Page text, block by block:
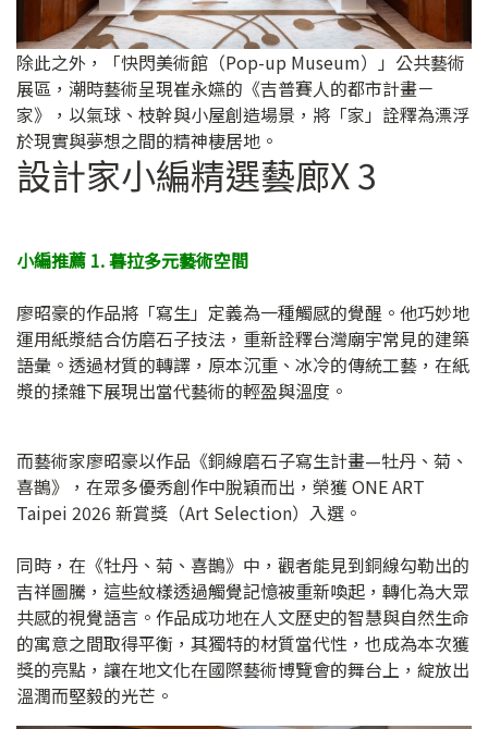
除此之外，「快閃美術館（Pop-up Museum）」公共藝術
展區，潮時藝術呈現崔永嬿的《吉普賽人的都市計畫－
家》，以氣球、枝幹與小屋創造場景，將「家」詮釋為漂浮
於現實與夢想之間的精神棲居地。
設計家小編精選藝廊X 3
小編推薦 1. 暮拉多元藝術空間
廖昭豪的作品將「寫生」定義為一種觸感的覺醒。他巧妙地
運用紙漿結合仿磨石子技法，重新詮釋台灣廟宇常見的建築
語彙。透過材質的轉譯，原本沉重、冰冷的傳統工藝，在紙
漿的揉雜下展現出當代藝術的輕盈與溫度。
而藝術家廖昭豪以作品《銅線磨石子寫生計畫—牡丹、菊、
喜鵲》，在眾多優秀創作中脫穎而出，榮獲 ONE ART
Taipei 2026 新賞獎（Art Selection）入選。
同時，在《牡丹、菊、喜鵲》中，觀者能見到銅線勾勒出的
吉祥圖騰，這些紋樣透過觸覺記憶被重新喚起，轉化為大眾
共感的視覺語言。作品成功地在人文歷史的智慧與自然生命
的寓意之間取得平衡，其獨特的材質當代性，也成為本次獲
獎的亮點，讓在地文化在國際藝術博覽會的舞台上，綻放出
溫潤而堅毅的光芒。